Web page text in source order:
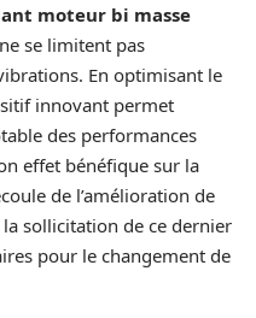
moteur bi masse
ne se limitent pas
En optimisant le
innovant permet
des performances
effet bénéfique sur la
de l’amélioration de
sollicitation de ce dernier
pour le changement de